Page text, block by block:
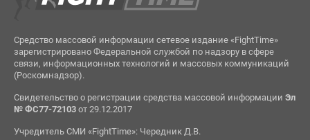
Средство массовой информации сетевое издание «FightTime»
зарегистрировано Федеральной службой по надзору в сфере
связи, информационных технологий и массовых коммуникаций
(Роскомнадзор).
Свидетельство о регистрации средства массовой информации Эл
№ ФС77-72103от 29.12.2017
Учредитель СМИ «FightTime»: Чередник Д.В.